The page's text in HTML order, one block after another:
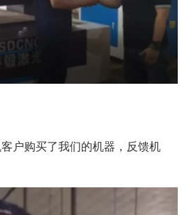
户购买了我们的机器，反馈机